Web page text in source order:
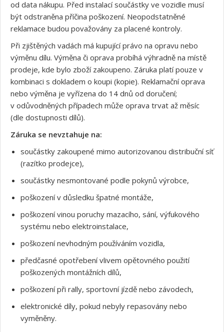
od data nákupu. Před instalací součástky ve vozidle musí
být odstraněna příčina poškození. Neopodstatněné
reklamace budou považovány za placené kontroly.
Při zjištěných vadách má kupující právo na opravu nebo
výměnu dílu. Výměna či oprava probíhá výhradně na místě
prodeje, kde bylo zboží zakoupeno. Záruka platí pouze v
kombinaci s dokladem o koupi (kopie). Reklamační oprava
nebo výměna je vyřízena do 14 dnů od doručení;
v odůvodněných případech může oprava trvat až měsíc
(dle dostupnosti dílů).
Záruka se nevztahuje na:
součástky zakoupené mimo autorizovanou distribuční síť
(razítko prodejce),
součástky nesmontované podle pokynů výrobce,
poškození v důsledku špatné montáže,
poškození vinou poruchy mazacího, sání, výfukového
systému nebo elektroinstalace,
poškození nevhodným používáním vozidla,
předčasné opotřebení vlivem opětovného použití
poškozených montážních dílů,
poškození při rally, sportovní jízdě nebo závodech,
elektronické díly, pokud nebyly repasovány nebo
vyměněny.
Souhlasím s GDPR